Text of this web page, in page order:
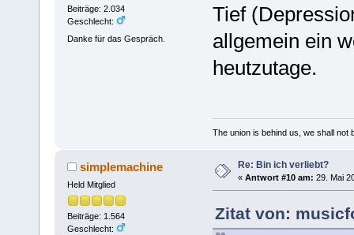
Beiträge: 2.034
Geschlecht:
Danke für das Gespräch.
Tief
allgemein ein
heutzutage.
The union is behind us, we shall not
simplemachine
Held Mitglied
Beiträge: 1.564
Geschlecht:
Re: Bin ich verliebt?
« Antwort #10 am: 29. Mai
Zitat von: